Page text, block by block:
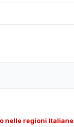
nelle regioni Italiane